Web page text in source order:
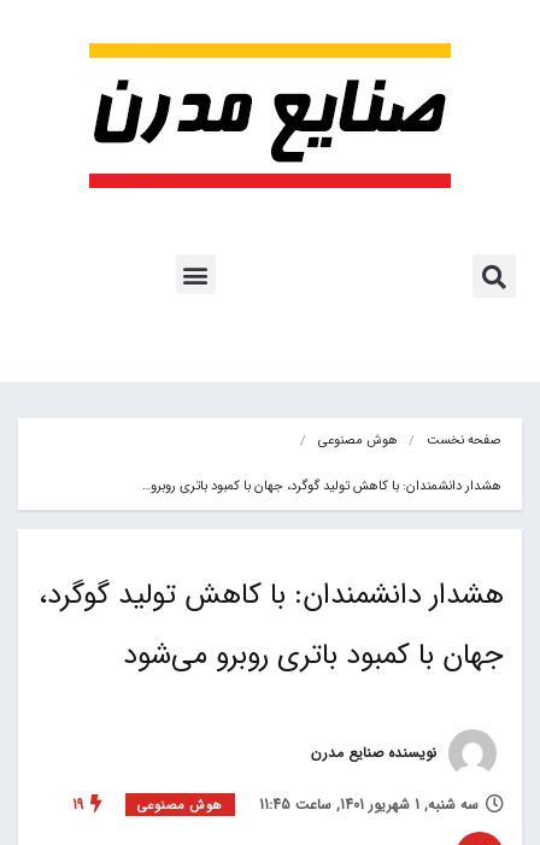
صفحه نخست هوش مصنوعی
هشدار دانشمندان: با کاهش تولید گوگرد، جهان با کمبود باتری روبرو…
هشدار دانشمندان: با کاهش تولید گوگرد،
جهان با کمبود باتری روبرو می‌شود
نویسنده صنایع مدرن
سه شنبه, 1 شهریور 1401, ساعت 11:45 هوش مصنوعی 19